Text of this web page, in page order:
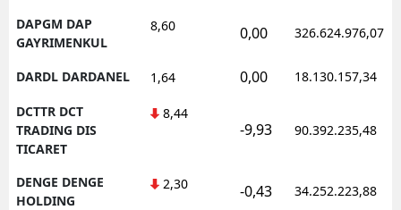
DAPGM DAP
GAYRIMENKUL
8,60 0,00 326.624.976,07
DARDL DARDANEL 1,64 0,00 18.130.157,34
DCTTR DCT
TRADING DIS
TICARET
8,44
-9,93 90.392.235,48
DENGE DENGE
HOLDING
2,30 -0,43 34.252.223,88